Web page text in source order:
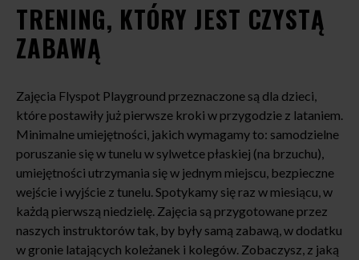
TRENING, KTÓRY JEST CZYSTĄ
ZABAWĄ
Zajęcia Flyspot Playground przeznaczone są dla dzieci,
które postawiły już pierwsze kroki w przygodzie z lataniem.
Minimalne umiejętności, jakich wymagamy to: samodzielne
poruszanie się w tunelu w sylwetce płaskiej (na brzuchu),
umiejętności utrzymania się w jednym miejscu, bezpieczne
wejście i wyjście z tunelu. Spotykamy się raz w miesiącu, w
każdą pierwszą niedzielę. Zajęcia są przygotowane przez
naszych instruktorów tak, by były samą zabawą, w dodatku
w gronie latających koleżanek i kolegów. Zobaczysz, z jaką